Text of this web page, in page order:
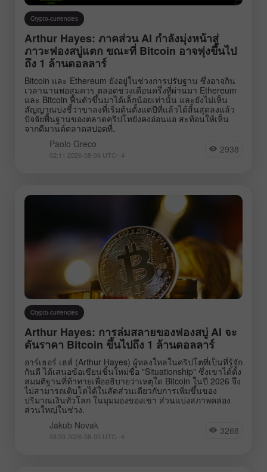
Crypto-currencies
Arthur Hayes: ภาคส่วน AI กำลังมุ่งหน้าสู่
ภาวะฟองสบู่แตก ขณะที่ Bitcoin อาจพุ่งขึ้นไป
ถึง 1 ล้านดอลลาร์
Bitcoin และ Ethereum ยังอยู่ในช่วงการปรับฐาน ซึ่งอาจกิน
เวลานานพอสมควร ตลอดช่วงเดือนครึ่งที่ผ่านมา Ethereum
และ Bitcoin ฟื้นตัวขึ้นมาได้เล็กน้อยเท่านั้น และยังไม่เห็น
สัญญาณบ่งชี้ว่าขาลงที่เริ่มต้นตั้งแต่ปีที่แล้วได้สิ้นสุดลงแล้ว
ปัจจัยพื้นฐานของตลาดคริปโทยังคงอ่อนแอ สะท้อนให้เห็น
จากดีมานด์ตลาดสปอตที่.
Paolo Greco
02:11 2026-08-06 UTC--4 2938
Crypto-currencies
Arthur Hayes: การล่มสลายของฟองสบู่ AI จะ
ดันราคา Bitcoin ขึ้นไปถึง 1 ล้านดอลลาร์
อาร์เธอร์ เฮส์ (Arthur Hayes) ผู้หลงใหลในคริปโตที่เป็นที่รู้จัก
กันดี ได้เสนอข้อเขียนชิ้นใหม่ชื่อ "Situationship" ซึ่งเขาได้ตั้ง
สมมติฐานที่ท้าทายเพื่ออธิบายว่าเหตุใด Bitcoin ในปี 2026 จึง
ไม่สามารถเติบโตได้ในสัดส่วนเดียวกับการเพิ่มขึ้นของ
ปริมาณเงินทั่วโลก ในมุมมองของเขา ส่วนแบ่งสภาพคล่อง
ส่วนใหญ่ในช่วง.
Jakub Novak
08:33 2026-08-05 UTC--4 3268